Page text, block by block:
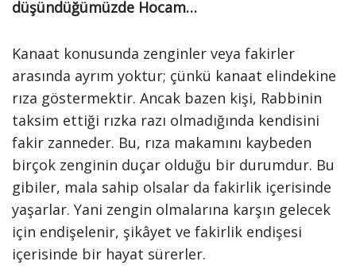
düşündüğümüzde Hocam…
Kanaat konusunda zenginler veya fakirler
arasında ayrım yoktur; çünkü kanaat elindekine
rıza göstermektir. Ancak bazen kişi, Rabbinin
taksim ettiği rızka razı olmadığında kendisini
fakir zanneder. Bu, rıza makamını kaybeden
birçok zenginin duçar olduğu bir durumdur. Bu
gibiler, mala sahip olsalar da fakirlik içerisinde
yaşarlar. Yani zengin olmalarına karşın gelecek
için endişelenir, şikâyet ve fakirlik endişesi
içerisinde bir hayat sürerler.